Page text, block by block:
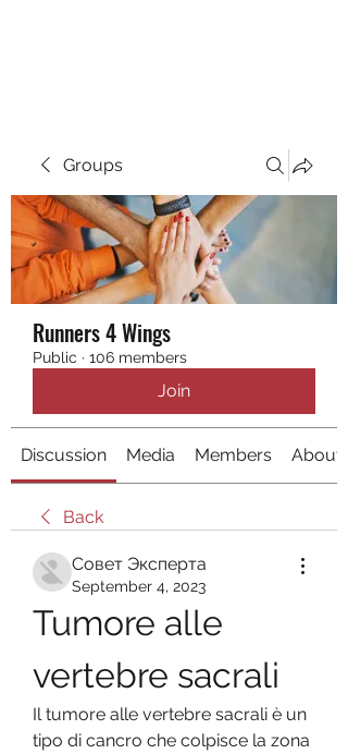
Groups
Runners 4 Wings
Public · 106 members
Join
Discussion Media Members About
Back
Совет Эксперта
September 4, 2023
Tumore alle
vertebre sacrali
Il tumore alle vertebre sacrali è un
tipo di cancro che colpisce la zona